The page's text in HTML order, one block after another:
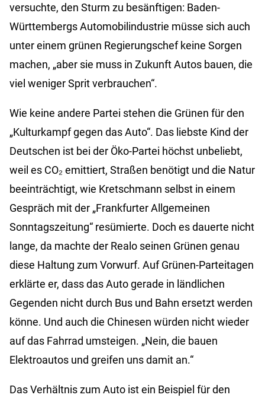
versuchte, den Sturm zu besänftigen: Baden-
Württembergs Automobilindustrie müsse sich auch
unter einem grünen Regierungschef keine Sorgen
machen, „aber sie muss in Zukunft Autos bauen, die
viel weniger Sprit verbrauchen“.
Wie keine andere Partei stehen die Grünen für den
„Kulturkampf gegen das Auto“. Das liebste Kind der
Deutschen ist bei der Öko-Partei höchst unbeliebt,
weil es CO₂ emittiert, Straßen benötigt und die Natur
beeinträchtigt, wie Kretschmann selbst in einem
Gespräch mit der „Frankfurter Allgemeinen
Sonntagszeitung“ resümierte. Doch es dauerte nicht
lange, da machte der Realo seinen Grünen genau
diese Haltung zum Vorwurf. Auf Grünen-Parteitagen
erklärte er, dass das Auto gerade in ländlichen
Gegenden nicht durch Bus und Bahn ersetzt werden
könne. Und auch die Chinesen würden nicht wieder
auf das Fahrrad umsteigen. „Nein, die bauen
Elektroautos und greifen uns damit an.“
Das Verhältnis zum Auto ist ein Beispiel für den